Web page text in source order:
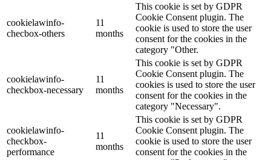
cookielawinfo-
checbox-others
11
months
This cookie is set by GDPR
Cookie Consent plugin. The
cookie is used to store the user
consent for the cookies in the
category "Other.
cookielawinfo-
checkbox-necessary
11
months
This cookie is set by GDPR
Cookie Consent plugin. The
cookies is used to store the user
consent for the cookies in the
category "Necessary".
cookielawinfo-
checkbox-
performance
11
months
This cookie is set by GDPR
Cookie Consent plugin. The
cookie is used to store the user
consent for the cookies in the